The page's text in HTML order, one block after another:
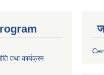
तथा कार्यक्रम